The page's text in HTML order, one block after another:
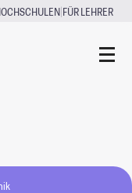
|FÜR LEHRER